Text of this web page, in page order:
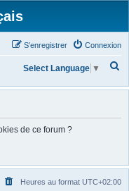
Connexion
S’enregistrer
h
c
h
Select Language ▼
de ce forum ?
Heures au format UTC+02:00